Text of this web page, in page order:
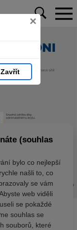
×
Zavřít
(souhlas
bylo co nejlepší
našli to, co
se vám
web viděli
se pokaždé
souhlas se
souborů, které